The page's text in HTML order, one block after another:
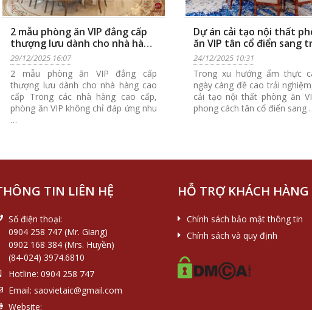
2 mẫu phòng ăn VIP đẳng cấp
thượng lưu dành cho nhà hàng
cao cấp
29/12/2025 16:07
2 mẫu phòng ăn VIP đẳng cấp
thượng lưu dành cho nhà hàng cao
cấp Trong các nhà hàng cao cấp,
phòng ăn VIP không chỉ đáp ứng nhu
…
Dự án cải tạo nội thất
ăn VIP tân cổ điển sang
chuẩn mực cho nhà hàng
cấp
24/12/2025 10:31
Trong xu hướng ẩm thực
ngày càng đề cao trải
cải tạo nội thất phòng ăn
phong cách tân cổ điển sang
TIN LIÊN HỆ
Số điện thoại:
0904 258 747 (Mr. Giang)
0902 168 384 (Mrs. Huyền)
(84-024) 3974.6810
Hotline: 0904 258 747
Email: saovietaic@gmail.com
Website:
HỖ TRỢ KHÁCH HÀNG
Chính sách bảo mật thông tin
Chính sách và quy định